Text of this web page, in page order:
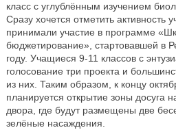
класс с углублённым изучением
Сразу хочется отметить активность
принимали участие в программе
бюджетирование», стартовавшей в
году. Учащиеся 9-11 классов с
голосование три проекта и
из них. Таким образом, к концу
планируется открытие зоны досуга
двора, где будут размещены две
зелёные насаждения.